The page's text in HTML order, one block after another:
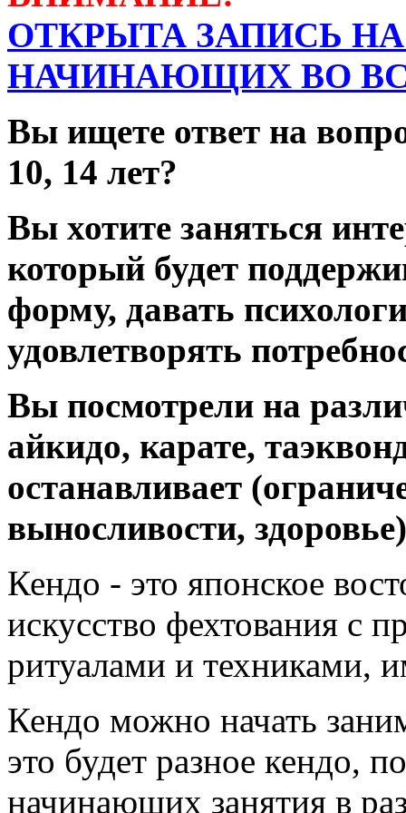
ОТКРЫТА ЗАПИСЬ
НАЧИНАЮЩИХ ВО
Вы ищете ответ на
10, 14 лет?
Вы хотите заняться
который будет
форму, давать
удовлетворять
Вы посмотрели на
айкидо, карате,
останавливает
выносливости,
Кендо - это японское
искусство фехтования с
ритуалами и техниками,
Кендо можно начать
это будет разное кендо,
начинающих занятия в